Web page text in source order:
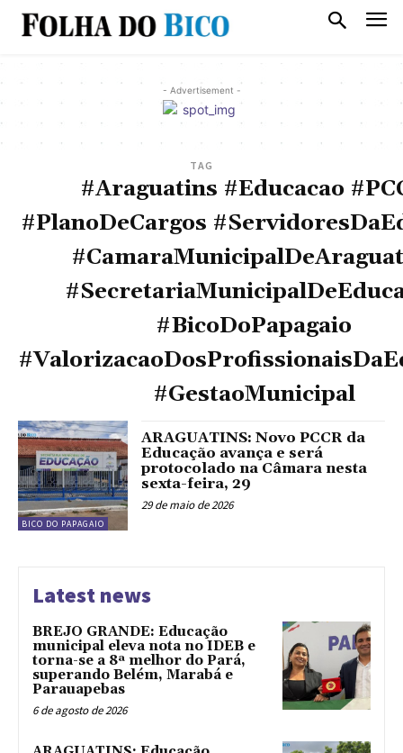
- Advertisement -
TAG
#Araguatins #Educacao
#PlanoDeCargos
#BicoDoPapagaio
#GestaoMunicipal
BICO DO PAPAGAIO
ARAGUATINS: Novo PCCR da
Educação avança e será
protocolado na Câmara nesta
sexta-feira, 29
29 de maio de 2026
Latest news
BREJO GRANDE: Educação
municipal eleva nota no IDEB e
torna-se a 8ª melhor do Pará,
superando Belém, Marabá e
Parauapebas
6 de agosto de 2026